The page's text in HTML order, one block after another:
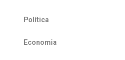
Política
Economia